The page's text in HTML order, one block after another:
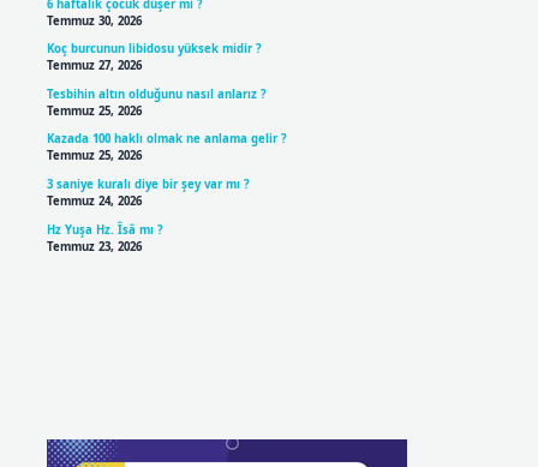
6 haftalık çocuk düşer mi ?
Temmuz 30, 2026
Koç burcunun libidosu yüksek midir ?
Temmuz 27, 2026
Tesbihin altın olduğunu nasıl anlarız ?
Temmuz 25, 2026
Kazada 100 haklı olmak ne anlama gelir ?
Temmuz 25, 2026
3 saniye kuralı diye bir şey var mı ?
Temmuz 24, 2026
Hz Yuşa Hz. Îsâ mı ?
Temmuz 23, 2026